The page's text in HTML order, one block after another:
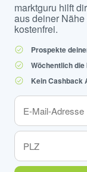
marktguru hilft
aus deiner
kostenfrei.
Prospekte
Wöchentlich
Kein Cashback